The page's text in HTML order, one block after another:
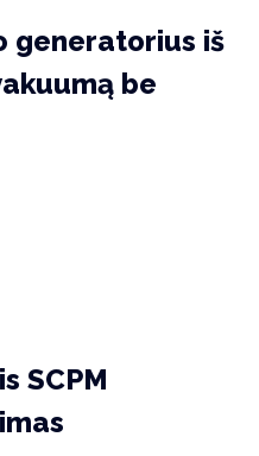
generatorius iš
be
SCPM